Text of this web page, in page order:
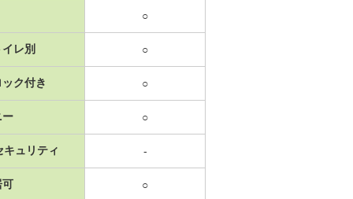
○
レ別 ○
ク付き ○
ー ○
キュリティ -
可 ○